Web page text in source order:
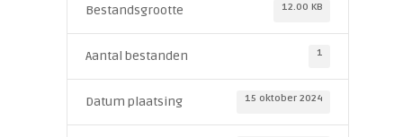
Bestandsgrootte 12.00 KB
Aantal bestanden 1
Datum plaatsing 15 oktober 2024